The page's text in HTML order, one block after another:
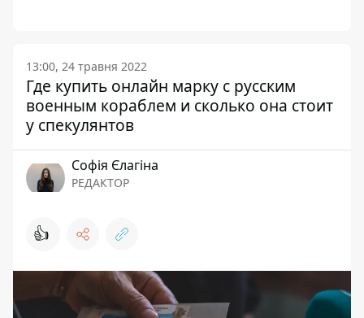
13:00, 24 травня 2022
Где купить онлайн марку с русским
военным кораблем и сколько она стоит
у спекулянтов
Софія Єлагіна
РЕДАКТОР
👍